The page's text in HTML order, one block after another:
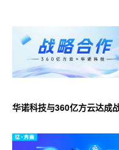
华诺科技与360亿方云达成